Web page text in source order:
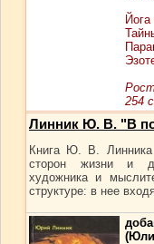
254
Линник Ю. В. "В
Книга Ю. В. Линника
сторон жизни и
художника и
структуре: в нее